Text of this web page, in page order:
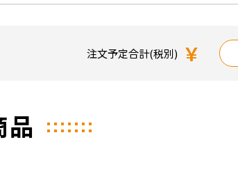
注文予定合計(税別) ￥
品